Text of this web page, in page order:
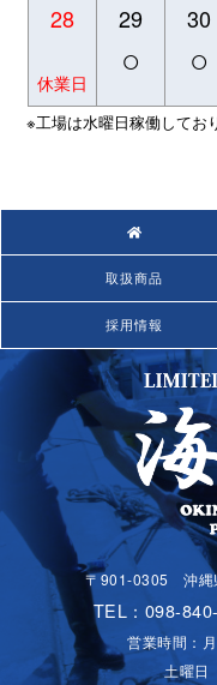
28
休業日
29
○
30
○
※工場は水曜日稼働してお
取扱商品
採用情報
〒901-0305 沖縄
TEL：098-
営業時間：
土曜日